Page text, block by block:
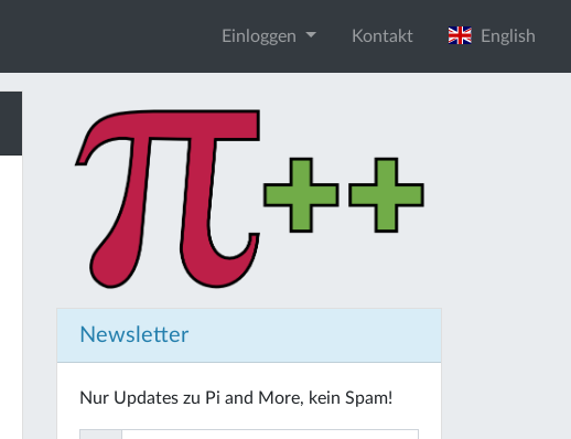
Einloggen Kontakt English
Newsletter
Nur Updates zu Pi and More, kein Spam!